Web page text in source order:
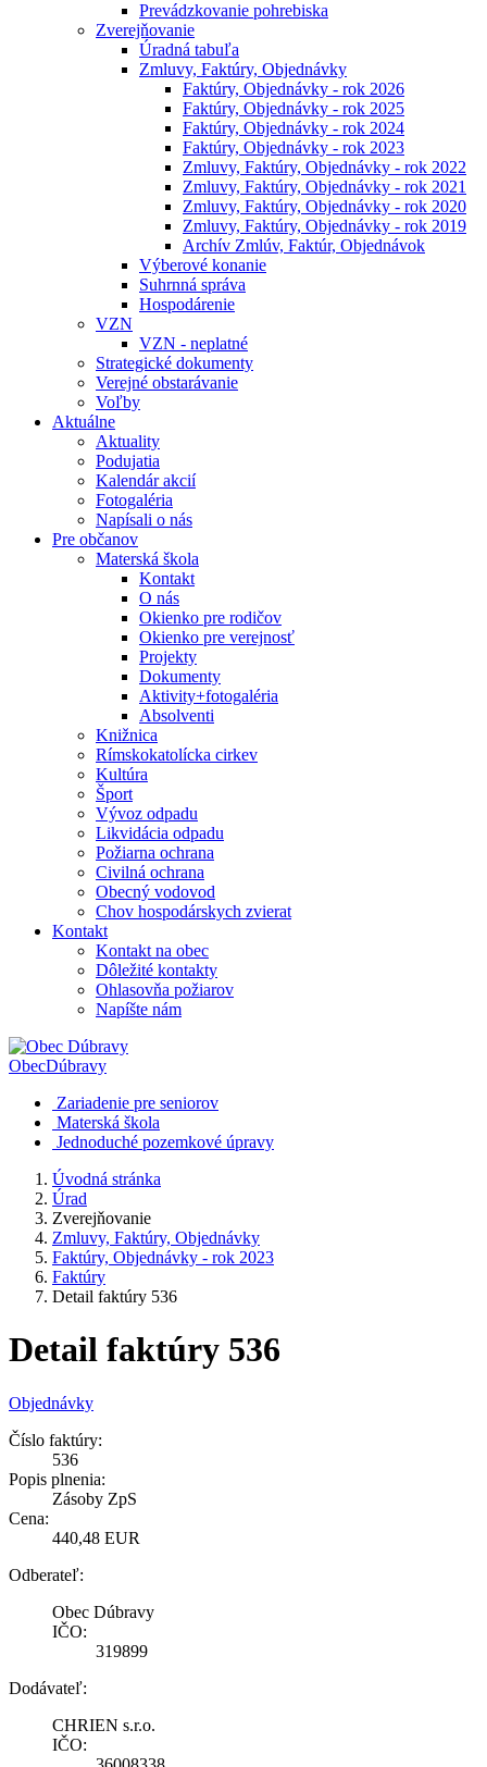
Prevádzkovanie pohrebiska
Zverejňovanie
Úradná tabuľa
Zmluvy, Faktúry, Objednávky
Faktúry, Objednávky - rok 2026
Faktúry, Objednávky - rok 2025
Faktúry, Objednávky - rok 2024
Faktúry, Objednávky - rok 2023
Zmluvy, Faktúry, Objednávky - rok 2022
Zmluvy, Faktúry, Objednávky - rok 2021
Zmluvy, Faktúry, Objednávky - rok 2020
Zmluvy, Faktúry, Objednávky - rok 2019
Archív Zmlúv, Faktúr, Objednávok
Výberové konanie
Suhrnná správa
Hospodárenie
VZN
VZN - neplatné
Strategické dokumenty
Verejné obstarávanie
Voľby
Aktuálne
Aktuality
Podujatia
Kalendár akcií
Fotogaléria
Napísali o nás
Pre občanov
Materská škola
Kontakt
O nás
Okienko pre rodičov
Okienko pre verejnosť
Projekty
Dokumenty
Aktivity+fotogaléria
Absolventi
Knižnica
Rímskokatolícka cirkev
Kultúra
Šport
Vývoz odpadu
Likvidácia odpadu
Požiarna ochrana
Civilná ochrana
Obecný vodovod
Chov hospodárskych zvierat
Kontakt
Kontakt na obec
Dôležité kontakty
Ohlasovňa požiarov
Napíšte nám
ObecDúbravy
Zariadenie pre seniorov
Materská škola
Jednoduché pozemkové úpravy
Úvodná stránka
Úrad
Zverejňovanie
Zmluvy, Faktúry, Objednávky
Faktúry, Objednávky - rok 2023
Faktúry
Detail faktúry 536
Detail faktúry 536
Objednávky
Číslo faktúry:
536
Popis plnenia:
Zásoby ZpS
Cena:
440,48 EUR
Odberateľ:
Obec Dúbravy
IČO:
319899
Dodávateľ:
CHRIEN s.r.o.
IČO: